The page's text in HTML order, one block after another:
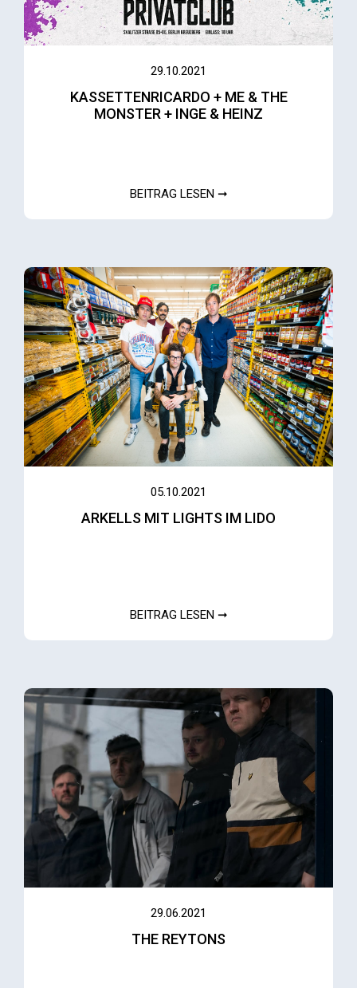
29.10.2021
KASSETTENRICARDO + ME & THE
MONSTER + INGE & HEINZ
BEITRAG LESEN ➞
05.10.2021
ARKELLS MIT LIGHTS IM LIDO
BEITRAG LESEN ➞
29.06.2021
THE REYTONS